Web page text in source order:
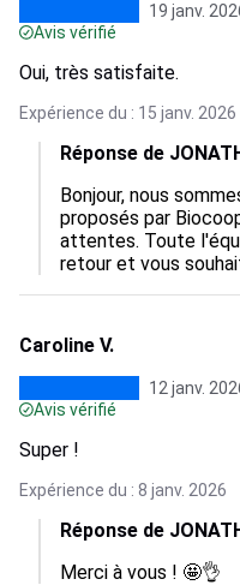
19 janv.
Avis vérifié
Oui, très satisfaite.
Expérience du : 15 janv. 2026
Réponse de
Bonjour, nous
proposés par
attentes. Toute
retour et vous
Caroline V.
12 janv.
Avis vérifié
Super !
Expérience du : 8 janv. 2026
Réponse de
Merci à vous ! 🤩👌